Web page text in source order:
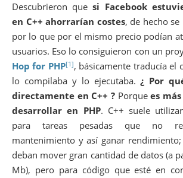
Descubrieron quesi Facebook
en C++ ahorrarían costes, de hecho
por lo que por el mismo precio podían
usuarios. Eso lo consiguieron con un
Hop for PHP[1], básicamente traducía el
lo compilaba y lo ejecutaba.¿ Por
directamente en C++ ? Porquees
desarrollar en PHP. C++ suele
para tareas pesadas que no
mantenimiento y así ganar
deban mover gran cantidad de datos (a
Mb), pero para código que esté en